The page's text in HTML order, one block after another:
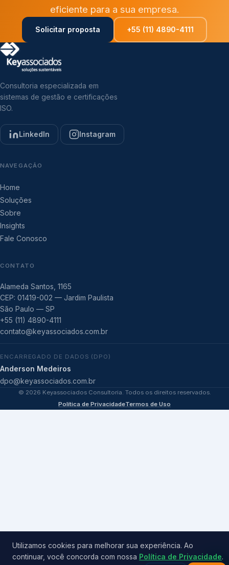
eficiente para a sua empresa.
Solicitar proposta +55 (11) 4890-4111
Consultoria especializada em
sistemas de gestão e certificações
ISO.
LinkedIn Instagram
NAVEGAÇÃO
Home
Soluções
Sobre
Insights
Fale Conosco
CONTATO
Alameda Santos, 1165
CEP: 01419-002 — Jardim Paulista
São Paulo — SP
+55 (11) 4890-4111
contato@keyassociados.com.br
ENCARREGADO DE DADOS (DPO)
Anderson Medeiros
dpo@keyassociados.com.br
© 2026 Keyassociados Consultoria. Todos os direitos reservados.
Política de PrivacidadeTermos de Uso
Utilizamos cookies para melhorar sua experiência. Ao
continuar, você concorda com nossa Política de Privacidade.